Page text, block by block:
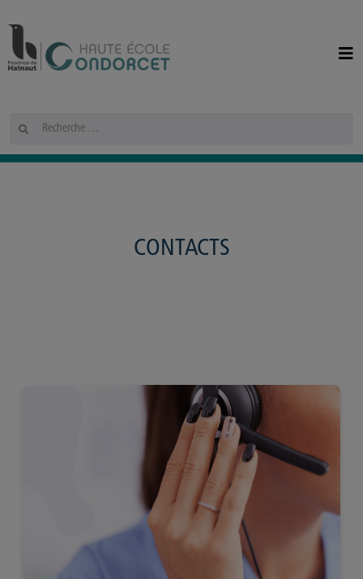
Rechercher
CONTACTS